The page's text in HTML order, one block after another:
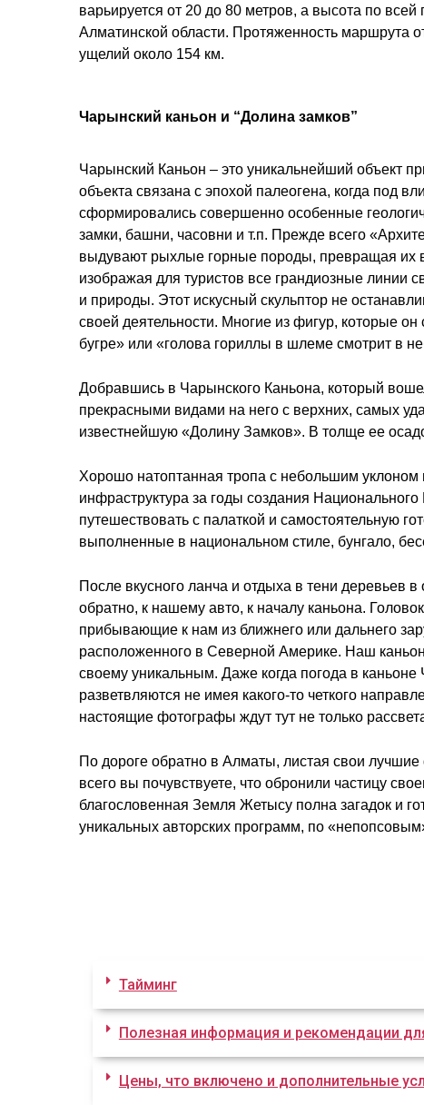
варьируется от 20 до 80 метров, а высота по
Алматинской области. Протяженность маршрута
ущелий около 154 км.
Чарынский каньон и “Долина замков”
Чарынский Каньон – это уникальнейший объект
объекта связана с эпохой палеогена, когда под
сформировались совершенно особенные
замки, башни, часовни и т.п. Прежде всего
выдувают рыхлые горные породы, превращая их
изображая для туристов все грандиозные линии
и природы. Этот искусный скульптор не
своей деятельности. Многие из фигур, которые
бугре» или «голова гориллы в шлеме смотрит в
Добравшись в Чарынского Каньона, который
прекрасными видами на него с верхних, самых
известнейшую «Долину Замков». В толще ее
Хорошо натоптанная тропа с небольшим уклоном
инфраструктура за годы создания
путешествовать с палаткой и самостоятельную
выполненные в национальном стиле, бунгало,
После вкусного ланча и отдыха в тени деревьев
обратно, к нашему авто, к началу каньона.
прибывающие к нам из ближнего или дальнего
расположенного в Северной Америке. Наш
своему уникальным. Даже когда погода в
разветвляются не имея какого-то четкого
настоящие фотографы ждут тут не только
По дороге обратно в Алматы, листая свои
всего вы почувствуете, что обронили частицу
благословенная Земля Жетысу полна загадок и
уникальных авторских программ, по
Тайминг
Полезная информация и рекомендации
Цены, что включено и дополнительные